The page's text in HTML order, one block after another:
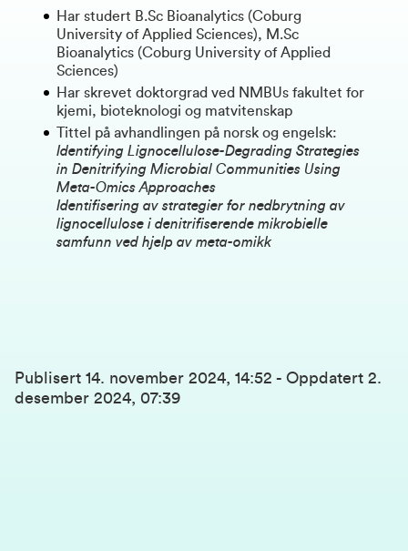
Har studert B.Sc Bioanalytics (Coburg
University of Applied Sciences), M.Sc
Bioanalytics (Coburg University of Applied
Sciences)
Har skrevet doktorgrad ved NMBUs fakultet for
kjemi, bioteknologi og matvitenskap
Tittel på avhandlingen på norsk og engelsk:
Identifying Lignocellulose-Degrading Strategies
in Denitrifying Microbial Communities Using
Meta-Omics Approaches
Identifisering av strategier for nedbrytning av
lignocellulose i denitrifiserende mikrobielle
samfunn ved hjelp av meta-omikk
Publisert 14. november 2024, 14:52 - Oppdatert 2.
desember 2024, 07:39